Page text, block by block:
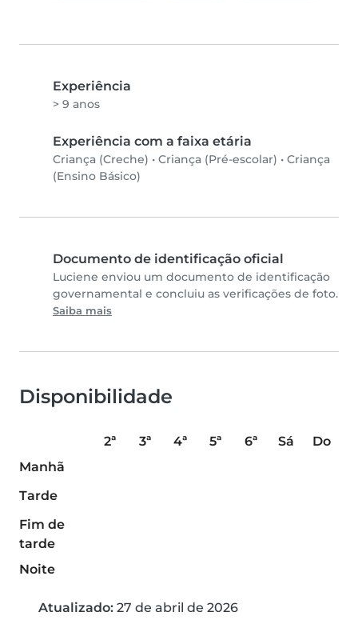
Experiência
> 9 anos
Experiência com a faixa etária
Criança (Creche) • Criança (Pré-escolar) • Criança
(Ensino Básico)
Documento de identificação oficial
Luciene enviou um documento de identificação
governamental e concluiu as verificações de foto.
Saiba mais
Disponibilidade
2ª 3ª 4ª 5ª 6ª Sá
Do
Manhã
Tarde
Fim de
tarde
Noite
Atualizado: 27 de abril de 2026